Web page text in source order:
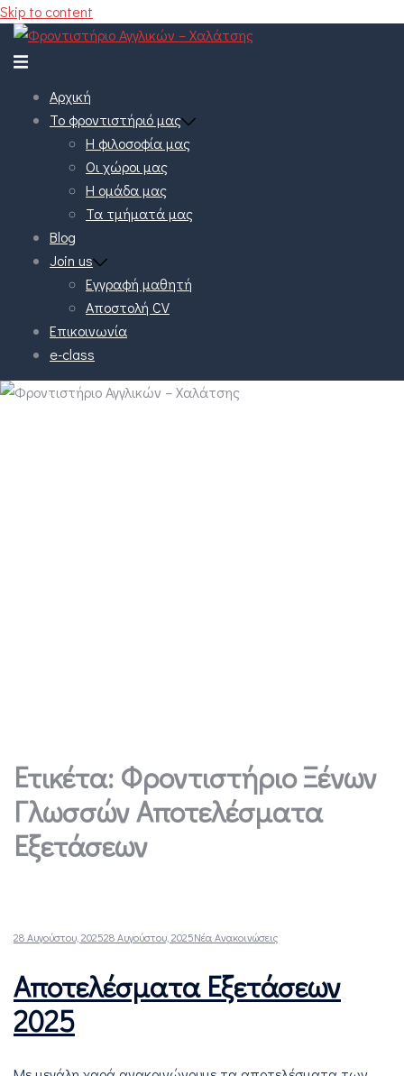
Skip to content
Αρχική
Το φροντιστήριό μας
Η φιλοσοφία μας
Οι χώροι μας
Η ομάδα μας
Τα τμήματά μας
Blog
Join us
Εγγραφή μαθητή
Αποστολή CV
Επικοινωνία
e-class
Ετικέτα: Φροντιστήριο Ξένων
Γλωσσών Αποτελέσματα
Εξετάσεων
28 Αυγούστου, 202528 Αυγούστου, 2025Νέα Ανακοινώσεις
Αποτελέσματα Εξετάσεων
2025